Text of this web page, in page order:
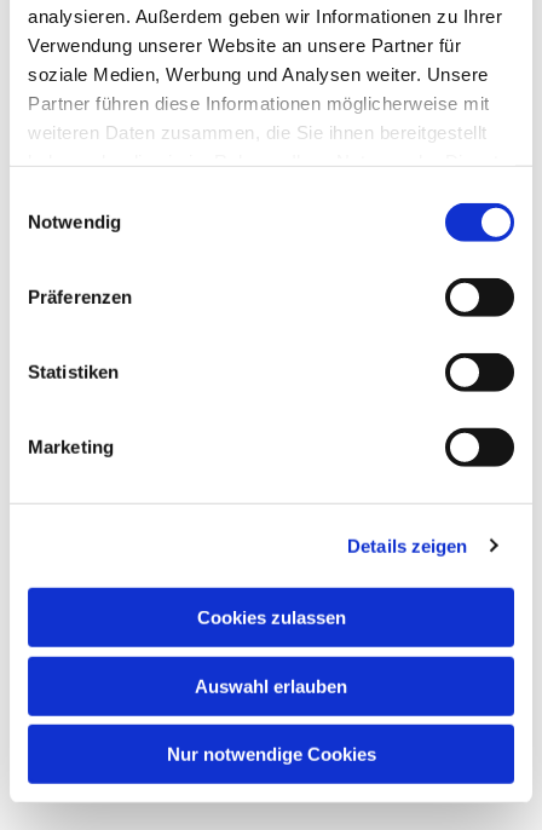
analysieren. Außerdem geben wir Informationen zu Ihrer
Verwendung unserer Website an unsere Partner für
soziale Medien, Werbung und Analysen weiter. Unsere
Partner führen diese Informationen möglicherweise mit
weiteren Daten zusammen, die Sie ihnen bereitgestellt
Notwendig
Präferenzen
Statistiken
Marketing
Details zeigen
Cookies zulassen
Auswahl erlauben
Nur notwendige Cookies
Kilian Palis
(Öffentlichkeitsarbeit, Jugendliche)
palis@st-simeon-osdorf.de
Pastorin Sandra Peters-Hilberling